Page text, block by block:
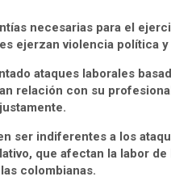
necesarias para el
ejerzan violencia política
ataques laborales
relación con su
ser indiferentes a los
que afectan la labor
colombianas.